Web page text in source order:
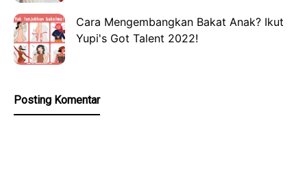
Cara Mengembangkan Bakat Anak? Ikut
Yupi's Got Talent 2022!
Posting Komentar